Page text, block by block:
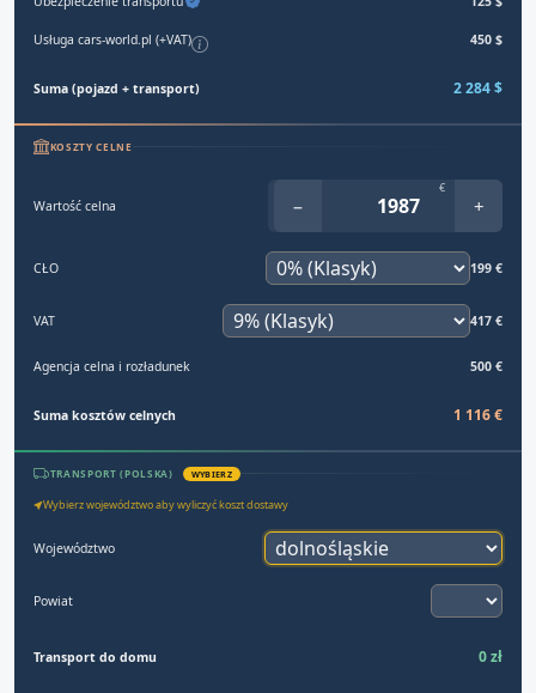
Usługa cars-world.pl (+VAT) 450 $
Suma (pojazd + transport) 2 284 $
KOSZTY CELNE
Wartość celna −
€
+
CŁO 199 €
VAT 417 €
Agencja celna i rozładunek 500 €
Suma kosztów celnych 1 116 €
TRANSPORT (POLSKA) WYBIERZ
Wybierz województwo aby wyliczyć koszt dostawy
Województwo
Powiat
Transport do domu 0 zł